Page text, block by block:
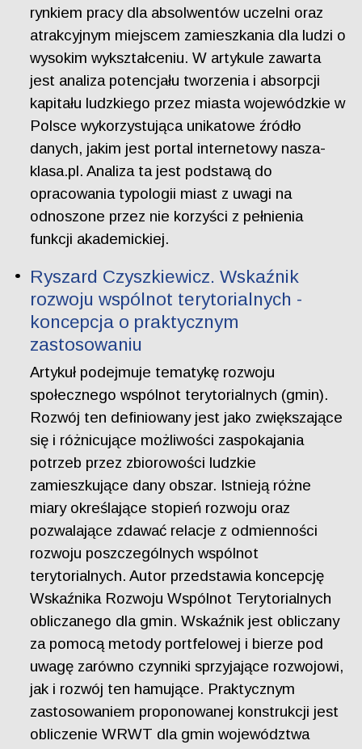
rynkiem pracy dla absolwentów uczelni oraz
atrakcyjnym miejscem zamieszkania dla ludzi o
wysokim wykształceniu. W artykule zawarta
jest analiza potencjału tworzenia i absorpcji
kapitału ludzkiego przez miasta wojewódzkie w
Polsce wykorzystująca unikatowe źródło
danych, jakim jest portal internetowy nasza-
klasa.pl. Analiza ta jest podstawą do
opracowania typologii miast z uwagi na
odnoszone przez nie korzyści z pełnienia
funkcji akademickiej.
Ryszard Czyszkiewicz. Wskaźnik
rozwoju wspólnot terytorialnych -
koncepcja o praktycznym
zastosowaniu
Artykuł podejmuje tematykę rozwoju
społecznego wspólnot terytorialnych (gmin).
Rozwój ten definiowany jest jako zwiększające
się i różnicujące możliwości zaspokajania
potrzeb przez zbiorowości ludzkie
zamieszkujące dany obszar. Istnieją różne
miary określające stopień rozwoju oraz
pozwalające zdawać relacje z odmienności
rozwoju poszczególnych wspólnot
terytorialnych. Autor przedstawia koncepcję
Wskaźnika Rozwoju Wspólnot Terytorialnych
obliczanego dla gmin. Wskaźnik jest obliczany
za pomocą metody portfelowej i bierze pod
uwagę zarówno czynniki sprzyjające rozwojowi,
jak i rozwój ten hamujące. Praktycznym
zastosowaniem proponowanej konstrukcji jest
obliczenie WRWT dla gmin województwa